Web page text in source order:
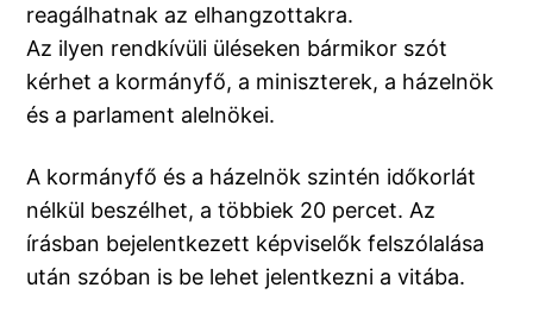
reagálhatnak az elhangzottakra.
Az ilyen rendkívüli üléseken bármikor szót
kérhet a kormányfő, a miniszterek, a házelnök
és a parlament alelnökei.
A kormányfő és a házelnök szintén időkorlát
nélkül beszélhet, a többiek 20 percet. Az
írásban bejelentkezett képviselők felszólalása
után szóban is be lehet jelentkezni a vitába.